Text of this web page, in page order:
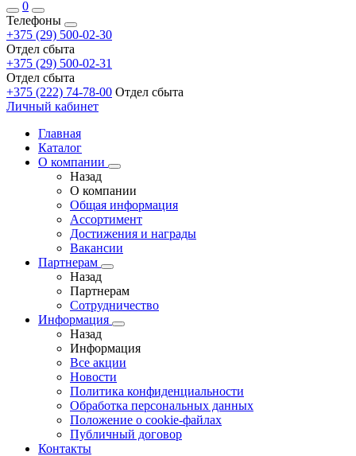
0
Телефоны
+375 (29) 500-02-30
Отдел сбыта
+375 (29) 500-02-31
Отдел сбыта
+375 (222) 74-78-00 Отдел сбыта
Личный кабинет
Главная
Каталог
О компании
Назад
О компании
Общая информация
Ассортимент
Достижения и награды
Вакансии
Партнерам
Назад
Партнерам
Сотрудничество
Информация
Назад
Информация
Все акции
Новости
Политика конфиденциальности
Обработка персональных данных
Положение о cookie-файлах
Публичный договор
Контакты